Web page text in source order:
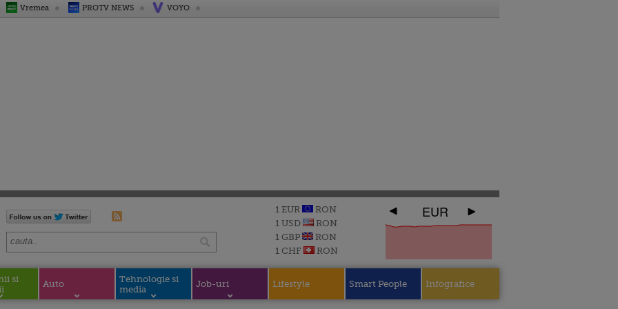
Vremea PROTV NEWS VOYO
1 EUR
RON
1 USD
RON
1 GBP
RON
1 CHF
RON
EUR
si
Auto
Tehnologie si
media
Job-uri Lifestyle Smart People Infografice